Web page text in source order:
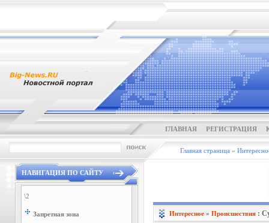
ГЛАВНАЯ РЕГИСТРАЦИЯ
Главная страница »
НАВИГАЦИЯ ПО САЙТУ
\2
Запретная зона Интересное » Проиcшествия :